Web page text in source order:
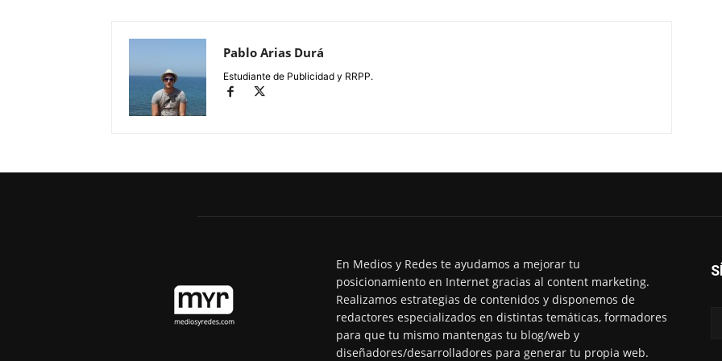
Pablo Arias Durá
Estudiante de Publicidad y RRPP.
En Medios y Redes te ayudamos a mejorar tu
posicionamiento en Internet gracias al content marketing.
Realizamos estrategias de contenidos y disponemos de
redactores especializados en distintas temáticas, formadores
para que tu mismo mantengas tu blog/web y
diseñadores/desarrolladores para generar tu propia web.